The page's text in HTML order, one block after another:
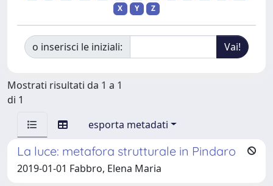
X
Y Z
o inserisci le iniziali:
Mostrati risultati da 1 a 1
di 1
esporta metadati
La luce: metafora strutturale in Pindaro
2019-01-01 Fabbro, Elena Maria